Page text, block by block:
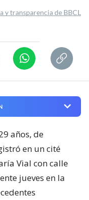
y transparencia de BBCL
años, de
en un cité
Vial con calle
jueves en la